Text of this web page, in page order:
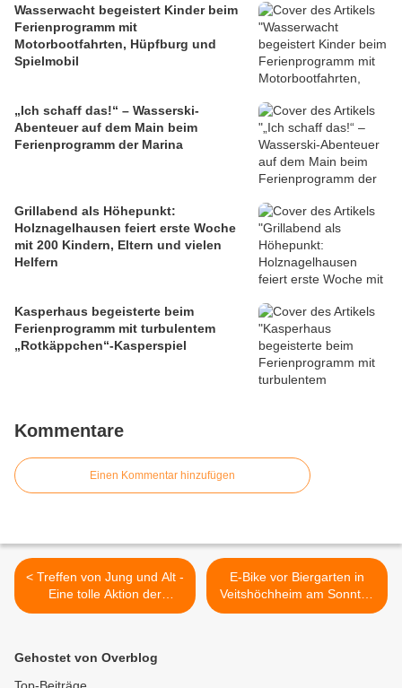
Wasserwacht begeistert Kinder beim
Ferienprogramm mit
Motorbootfahrten, Hüpfburg und
Spielmobil
„Ich schaff das!“ – Wasserski-
Abenteuer auf dem Main beim
Ferienprogramm der Marina
Grillabend als Höhepunkt:
Holznagelhausen feiert erste Woche
mit 200 Kindern, Eltern und vielen
Helfern
Kasperhaus begeisterte beim
Ferienprogramm mit turbulentem
„Rotkäppchen“-Kasperspiel
Kommentare
Einen Kommentar hinzufügen
< Treffen von Jung und Alt -
Eine tolle Aktion der
Schulkinder des
E-Bike vor Biergarten in
Veitshöchheim am Sonntag
entwendet - Pressebericht
Gehostet von Overblog